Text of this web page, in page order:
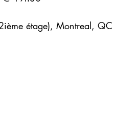
étage), Montreal, QC